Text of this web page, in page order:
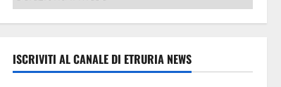
ISCRIVITI AL CANALE DI ETRURIA NEWS